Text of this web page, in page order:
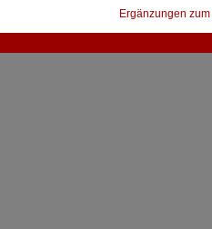
Ergänzungen